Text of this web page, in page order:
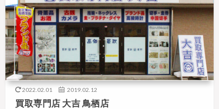
2022.02.01 2019.02.12
買取専門店 大吉 鳥栖店